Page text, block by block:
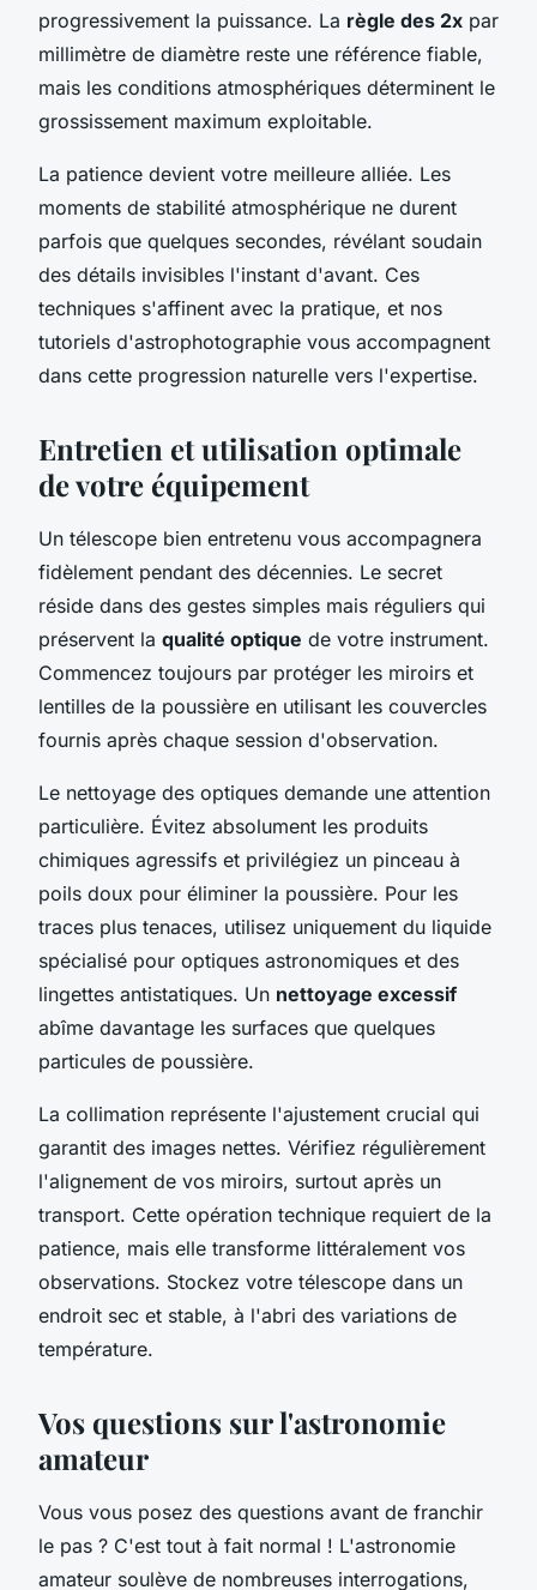
progressivement la puissance. La règle des 2x par
millimètre de diamètre reste une référence fiable,
mais les conditions atmosphériques déterminent le
grossissement maximum exploitable.
La patience devient votre meilleure alliée. Les
moments de stabilité atmosphérique ne durent
parfois que quelques secondes, révélant soudain
des détails invisibles l'instant d'avant. Ces
techniques s'affinent avec la pratique, et nos
tutoriels d'astrophotographie vous accompagnent
dans cette progression naturelle vers l'expertise.
Entretien et utilisation optimale
de votre équipement
Un télescope bien entretenu vous accompagnera
fidèlement pendant des décennies. Le secret
réside dans des gestes simples mais réguliers qui
préservent la qualité optique de votre instrument.
Commencez toujours par protéger les miroirs et
lentilles de la poussière en utilisant les couvercles
fournis après chaque session d'observation.
Le nettoyage des optiques demande une attention
particulière. Évitez absolument les produits
chimiques agressifs et privilégiez un pinceau à
poils doux pour éliminer la poussière. Pour les
traces plus tenaces, utilisez uniquement du liquide
spécialisé pour optiques astronomiques et des
lingettes antistatiques. Un nettoyage excessif
abîme davantage les surfaces que quelques
particules de poussière.
La collimation représente l'ajustement crucial qui
garantit des images nettes. Vérifiez régulièrement
l'alignement de vos miroirs, surtout après un
transport. Cette opération technique requiert de la
patience, mais elle transforme littéralement vos
observations. Stockez votre télescope dans un
endroit sec et stable, à l'abri des variations de
température.
Vos questions sur l'astronomie
amateur
Vous vous posez des questions avant de franchir
le pas ? C'est tout à fait normal ! L'astronomie
amateur soulève de nombreuses interrogations,